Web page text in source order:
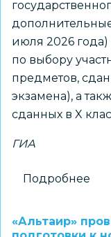
июля 2026
по выбору
предметов,
экзамена), а
сданных в X
ГИА
Подробнее
«Альтаир»